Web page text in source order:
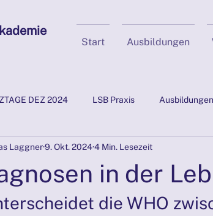
Start Ausbildungen
DEZ 2024 LSB Praxis Ausbildungen
& NLP Positive Psychologie
PRÄSENZTAGE 26./27.10.2024
in der
Laggner9. Okt. 20244 Min. Lesezeit
die WHO